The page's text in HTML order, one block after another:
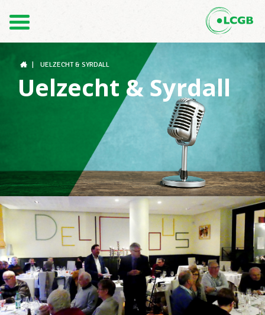
DE
Structures syndicales
Assistance au Travail
Vos droits
Assistance en vie privée
UELZECHT & SYRDALL
Uelzecht & Syrdall